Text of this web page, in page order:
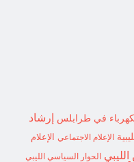
في طرابلس إرشاد
الإعلام الاجتماعي
الإعلام
الليبي الحوار السياسي الليبي